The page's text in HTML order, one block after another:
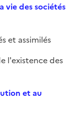
vie des sociétés
et assimilés
l'existence des
et au